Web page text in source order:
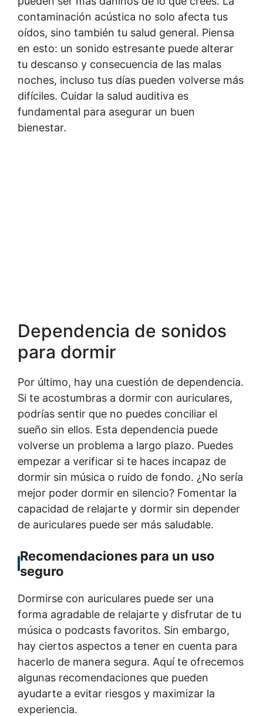
contaminación acústica no solo afecta tus
oídos, sino también tu salud general. Piensa
en esto: un sonido estresante puede alterar
tu descanso y consecuencia de las malas
noches, incluso tus días pueden volverse más
difíciles. Cuidar la salud auditiva es
fundamental para asegurar un buen
bienestar.
Dependencia de sonidos
para dormir
Por último, hay una cuestión de dependencia.
Si te acostumbras a dormir con auriculares,
podrías sentir que no puedes conciliar el
sueño sin ellos. Esta dependencia puede
volverse un problema a largo plazo. Puedes
empezar a verificar si te haces incapaz de
dormir sin música o ruido de fondo. ¿No sería
mejor poder dormir en silencio? Fomentar la
capacidad de relajarte y dormir sin depender
de auriculares puede ser más saludable.
Recomendaciones para un uso
seguro
Dormirse con auriculares puede ser una
forma agradable de relajarte y disfrutar de tu
música o podcasts favoritos. Sin embargo,
hay ciertos aspectos a tener en cuenta para
hacerlo de manera segura. Aquí te ofrecemos
algunas recomendaciones que pueden
ayudarte a evitar riesgos y maximizar la
experiencia.